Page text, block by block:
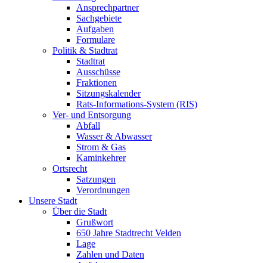
Ansprechpartner
Sachgebiete
Aufgaben
Formulare
Politik & Stadtrat
Stadtrat
Ausschüsse
Fraktionen
Sitzungskalender
Rats-Informations-System (RIS)
Ver- und Entsorgung
Abfall
Wasser & Abwasser
Strom & Gas
Kaminkehrer
Ortsrecht
Satzungen
Verordnungen
Unsere Stadt
Über die Stadt
Grußwort
650 Jahre Stadtrecht Velden
Lage
Zahlen und Daten